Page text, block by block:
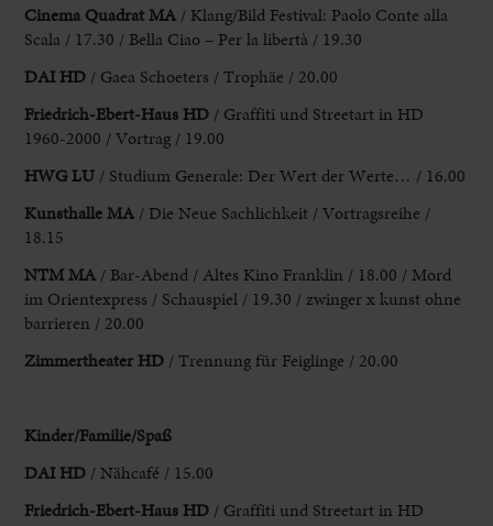
Cinema Quadrat MA / Klang/Bild Festival: Paolo Conte alla
Scala / 17.30 / Bella Ciao – Per la libertà / 19.30
DAI HD / Gaea Schoeters / Trophäe / 20.00
Friedrich-Ebert-Haus HD / Graffiti und Streetart in HD
1960-2000 / Vortrag / 19.00
HWG LU / Studium Generale: Der Wert der Werte… / 16.00
Kunsthalle MA / Die Neue Sachlichkeit / Vortragsreihe /
18.15
NTM MA / Bar-Abend / Altes Kino Franklin / 18.00 / Mord
im Orientexpress / Schauspiel / 19.30 / zwinger x kunst ohne
barrieren / 20.00
Zimmertheater HD / Trennung für Feiglinge / 20.00
Kinder/Familie/Spaß
DAI HD / Nähcafé / 15.00
Friedrich-Ebert-Haus HD / Graffiti und Streetart in HD